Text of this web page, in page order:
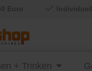
+ Trinken